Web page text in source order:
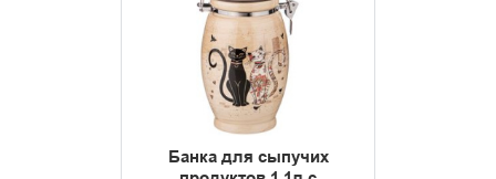
Банка для сыпучих